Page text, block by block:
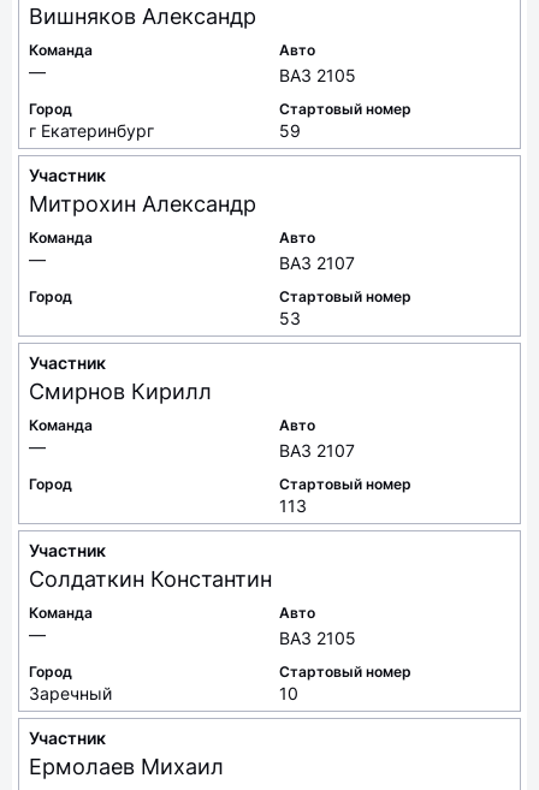
Вишняков Александр
Команда
—
Авто
ВАЗ 2105
Город
г Екатеринбург
Стартовый номер
59
Участник
Митрохин Александр
Команда
—
Авто
ВАЗ 2107
Город Стартовый номер
53
Участник
Смирнов Кирилл
Команда
—
Авто
ВАЗ 2107
Город Стартовый номер
113
Участник
Солдаткин Константин
Команда
—
Авто
ВАЗ 2105
Город
Заречный
Стартовый номер
10
Участник
Ермолаев Михаил